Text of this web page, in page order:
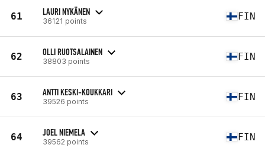
61 LAURI NYKÄNEN
36121 points FIN
62 OLLI RUOTSALAINEN
38803 points FIN
63 ANTTI KESKI-KOUKKARI
39526 points FIN
64 JOEL NIEMELA
39562 points FIN